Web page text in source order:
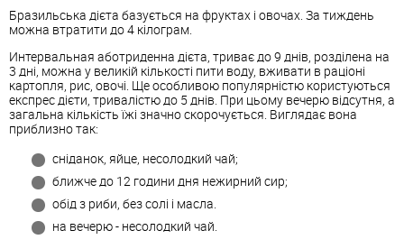
Бразильська дієта базується на фруктах і овочах. За тиждень
можна втратити до 4 кілограм.
Интервальная аботриденна дієта, триває до 9 днів, розділена на
3 дні, можна у великій кількості пити воду, вживати в раціоні
картопля, рис, овочі. Ще особливою популярністю користуються
експрес дієти, тривалістю до 5 днів. При цьому вечерю відсутня, а
загальна кількість їжі значно скорочується. Виглядає вона
приблизно так:
сніданок, яйце, несолодкий чай;
ближче до 12 години дня нежирний сир;
обід з риби, без солі і масла.
на вечерю - несолодкий чай.